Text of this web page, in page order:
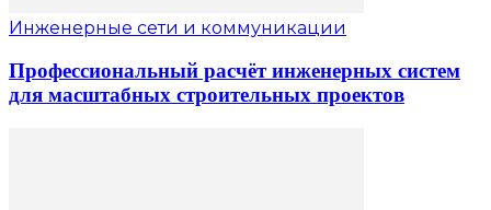
Инженерные сети и коммуникации
Профессиональный расчёт инженерных систем
для масштабных строительных проектов